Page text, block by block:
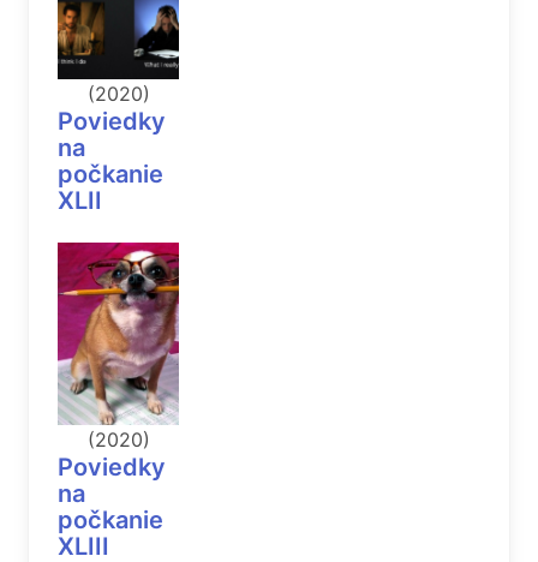
(2020)
Poviedky
na
počkanie
XLII
(2020)
Poviedky
na
počkanie
XLIII